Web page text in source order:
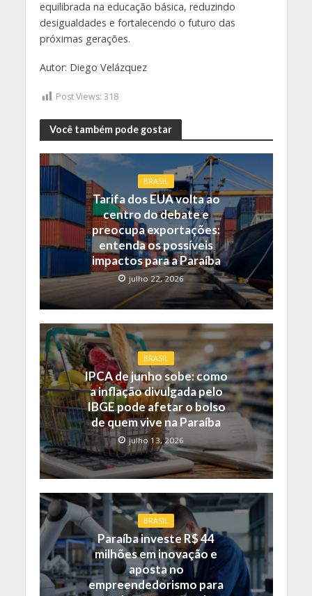
equilibrada na educação básica, reduzindo
desigualdades e fortalecendo o futuro das
próximas gerações.
Autor: Diego Velázquez
Post Views: 318
Você também pode gostar
BRASIL
Tarifa dos EUA volta ao
centro do debate e
preocupa exportações:
entenda os possíveis
impactos para a Paraíba
julho 22, 2026
BRASIL
IPCA de junho sobe: como
a inflação divulgada pelo
IBGE pode afetar o bolso
de quem vive na Paraíba
julho 13, 2026
BRASIL
Paraíba investe R$ 44
milhões em inovação e
aposta no
empreendedorismo para